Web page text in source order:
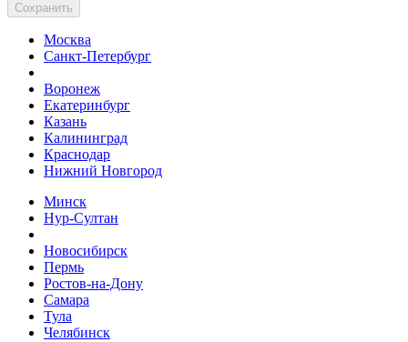
Сохранить
Москва
Санкт-Петербург
Воронеж
Екатеринбург
Казань
Калининград
Краснодар
Нижний Новгород
Минск
Нур-Султан
Новосибирск
Пермь
Ростов-на-Дону
Самара
Тула
Челябинск